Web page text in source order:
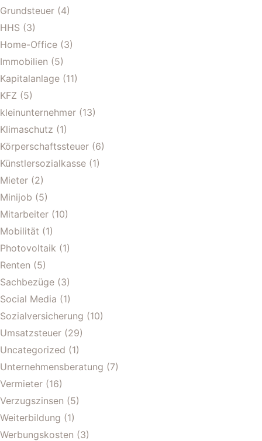
Grundsteuer (4)
HHS (3)
Home-Office (3)
Immobilien (5)
Kapitalanlage (11)
KFZ (5)
kleinunternehmer (13)
Klimaschutz (1)
Körperschaftssteuer (6)
Künstlersozialkasse (1)
Mieter (2)
Minijob (5)
Mitarbeiter (10)
Mobilität (1)
Photovoltaik (1)
Renten (5)
Sachbezüge (3)
Social Media (1)
Sozialversicherung (10)
Umsatzsteuer (29)
Uncategorized (1)
Unternehmensberatung (7)
Vermieter (16)
Verzugszinsen (5)
Weiterbildung (1)
Werbungskosten (3)